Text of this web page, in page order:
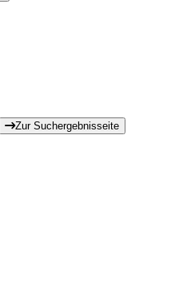
Zur Suchergebnisseite